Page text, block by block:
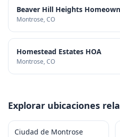
Beaver Hill Heights
Montrose, CO
Homestead Estates HOA
Montrose, CO
Explorar ubicaciones
Ciudad de Montrose